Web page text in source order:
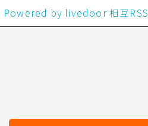
Powered by livedoor 相互RSS